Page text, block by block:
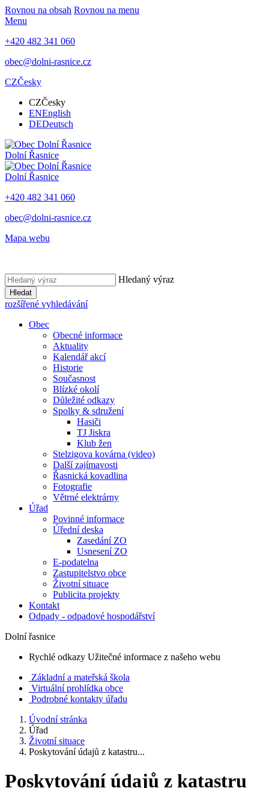
Rovnou na obsah Rovnou na menu
Menu
+420 482 341 060
obec@dolni-rasnice.cz
CZČesky
CZČesky
ENEnglish
DEDeutsch
Dolní Řasnice
Dolní Řasnice
+420 482 341 060
obec@dolni-rasnice.cz
Mapa webu
Hledaný výraz
Hledat
rozšířené vyhledávání
Obec
Obecné informace
Aktuality
Kalendář akcí
Historie
Současnost
Blízké okolí
Důležité odkazy
Spolky & sdružení
Hasiči
TJ Jiskra
Klub žen
Stelzigova kovárna (video)
Další zajímavosti
Řasnická kovadlina
Fotografie
Větrné elektrárny
Úřad
Povinné informace
Úřední deska
Zasedání ZO
Usnesení ZO
E-podatelna
Zastupitelstvo obce
Životní situace
Publicita projekty
Kontakt
Odpady - odpadové hospodářství
Dolní řasnice
Rychlé odkazy Užitečné informace z našeho webu
Základní a mateřská škola
Virtuální prohlídka obce
Podrobné kontakty úřadu
Úvodní stránka
Úřad
Životní situace
Poskytování údajů z katastru...
Poskytování údajů z katastru